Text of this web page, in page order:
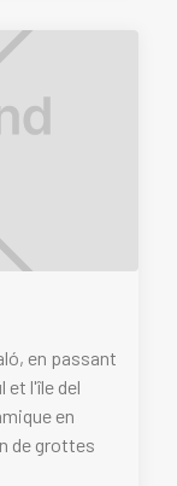
en passant
et l'île del
en
de grottes